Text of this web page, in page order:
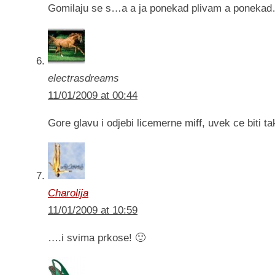
Gomilaju se s…a a ja ponekad plivam a
electrasdreams
11/01/2009 at 00:44
Gore glavu i odjebi licemerne miff, uvek ce biti
Charolija
11/01/2009 at 10:59
….i svima prkose! 🙂